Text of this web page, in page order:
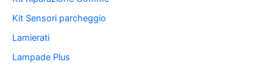
Kit Sensori parcheggio
Lamierati
Lampade Plus